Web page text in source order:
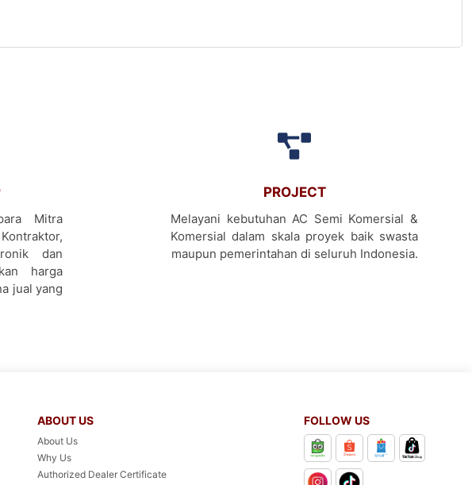
Mitra
dan
harga
jual yang
PROJECT
Melayani kebutuhan AC Semi Komersial &
Komersial dalam skala proyek baik swasta
maupun pemerintahan di seluruh Indonesia.
ABOUT US
About Us
Why Us
Authorized Dealer Certificate
FOLLOW US